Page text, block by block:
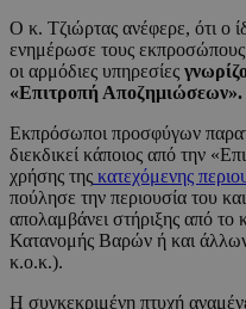
Ο κ. Τζιώρτας ανέφερε, ότι ο
ενημέρωσε τους
οι αρμόδιες υπηρεσίες
«Επιτροπή Αποζημιώσεων».
Εκπρόσωποι προσφύγων
διεκδικεί κάποιος από την
χρήσης της κατεχόμενης
πούλησε την περιουσία του
απολαμβάνει στήριξης από
Κατανομής Βαρών ή και
κ.ο.κ.).
Η συγκεκριμένη πτυχή